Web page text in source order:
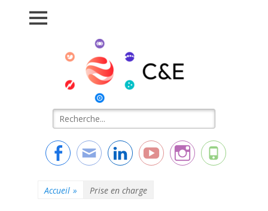
Evolution
L'essentiel de la formation
Rechercher :
Facebook
Adresse
contact
LinkedinYouTube
Instagram
Tél
Accueil » Prise en charge